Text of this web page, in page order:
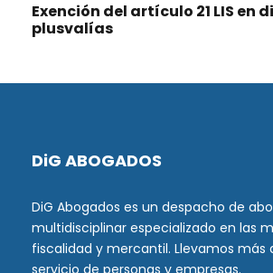
Exención del artículo 21 LIS en
plusvalías
DiG ABOGADOS
DiG Abogados es un despacho de
multidisciplinar especializado en las
fiscalidad y mercantil. Llevamos más